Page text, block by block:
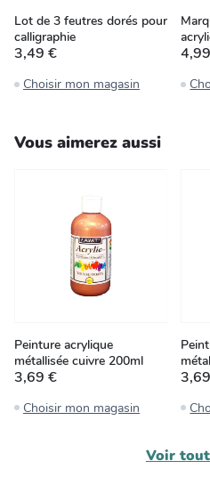
Lot de 3 feutres dorés pour
calligraphie
3,49 €
Choisir mon magasin
Vous aimerez aussi
Peinture acrylique
métallisée cuivre 200ml
3,69 €
Choisir mon magasin
Voir tout